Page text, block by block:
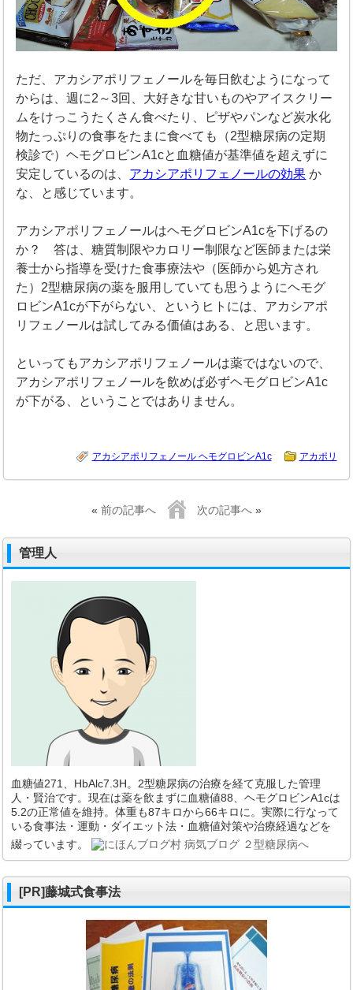
ただ、アカシアポリフェノールを毎日飲むようになって
からは、週に2～3回、大好きな甘いものやアイスクリー
ムをけっこうたくさん食べたり、ピザやパンなど炭水化
物たっぷりの食事をたまに食べても（2型糖尿病の定期
検診で）ヘモグロビンA1cと血糖値が基準値を超えずに
安定しているのは、 アカシアポリフェノールの効果 か
な、と感じています。
アカシアポリフェノールはヘモグロビンA1cを下げるの
か？ 答は、糖質制限やカロリー制限など医師または栄
養士から指導を受けた食事療法や（医師から処方され
た）2型糖尿病の薬を服用していても思うようにヘモグ
ロビンA1cが下がらない、というヒトには、アカシアポ
リフェノールは試してみる価値はある、と思います。
といってもアカシアポリフェノールは薬ではないので、
アカシアポリフェノールを飲めば必ずヘモグロビンA1c
が下がる、ということではありません。
アカシアポリフェノール ヘモグロビンA1c アカポリ
« 前の記事へ 次の記事へ »
管理人
血糖値271、HbAlc7.3H。2型糖尿病の治療を経て克服した管理
人・賢治です。現在は薬を飲まずに血糖値88、ヘモグロビンA1cは
5.2の正常値を維持。体重も87キロから66キロに。実際に行なって
いる食事法・運動・ダイエット法・血糖値対策や治療経過などを
綴っています。
[PR]藤城式食事法